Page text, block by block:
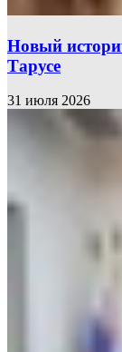
Новый
Тарусе
31 июля 2026